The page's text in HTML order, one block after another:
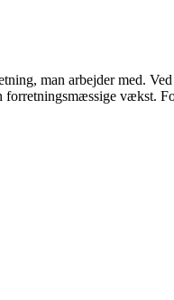
man arbejder med.
vækst.